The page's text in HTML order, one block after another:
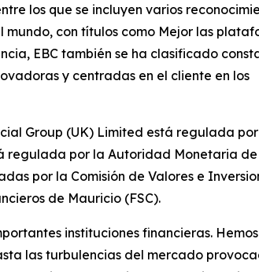
los que se incluyen varios
con títulos como Mejor las
EBC también se ha clasificado
y centradas en el cliente en los
Group (UK) Limited está regulada
regulada por la Autoridad Monetaria
por la Comisión de Valores e
de Mauricio (FSC).
instituciones financieras. Hemos
las turbulencias del mercado